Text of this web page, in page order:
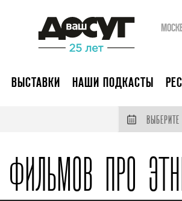
ВЫСТАВКИ НАШИ ПОДКАСТЫ
ПРО